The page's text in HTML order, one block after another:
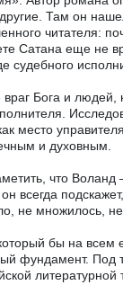
Там он
читателя:
Сатана еще не
судебного
Бога и
место
и духовным.
что
всегда
не множилось,
бы на
фундамент. Под